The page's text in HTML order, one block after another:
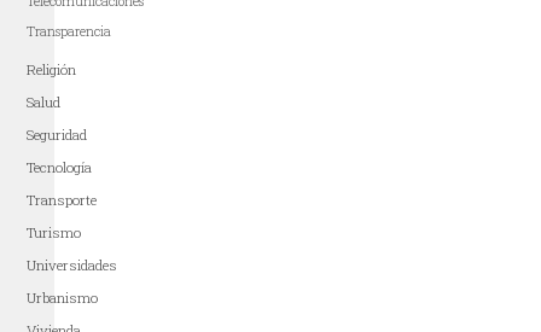
Transparencia
Religión
Salud
Seguridad
Tecnología
Transporte
Turismo
Universidades
Urbanismo